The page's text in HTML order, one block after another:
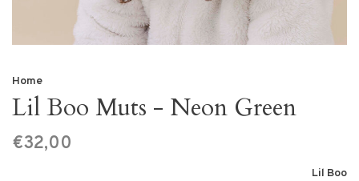
Home
Lil Boo Muts - Neon Green
€32,00
Lil Boo